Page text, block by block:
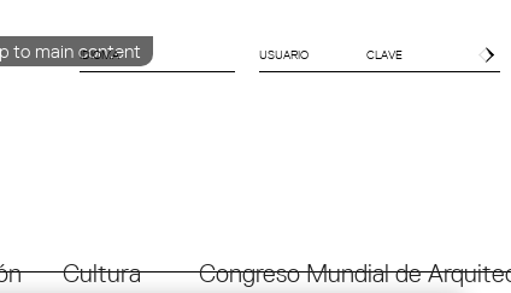
to main content
IDIOMA
Cultura
Congreso Mundial de